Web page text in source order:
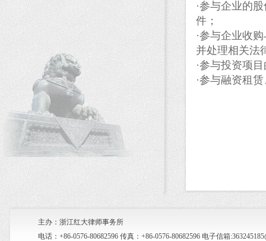
·参与企业的
件；
·参与企业收
并处理相关法
·参与投资项
·参与融资租
主办：浙江红大律师事务所
电话：+86-0576-80682596 传真：+86-0576-80682596 电子信箱